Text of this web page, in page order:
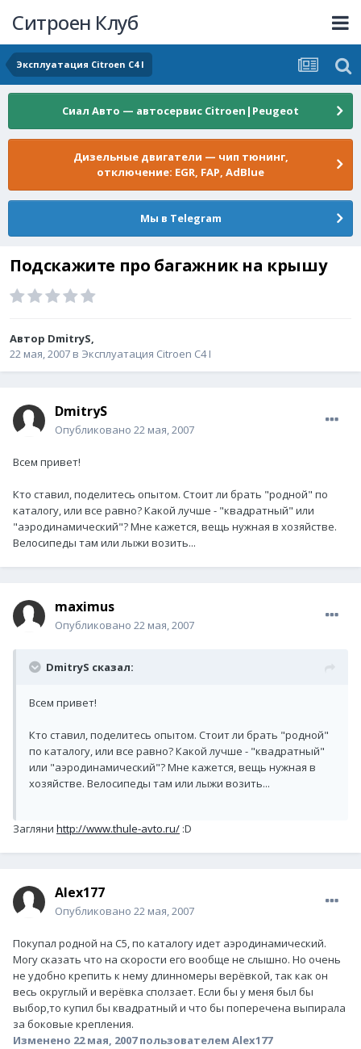
Ситроен Клуб
Эксплуатация Citroen C4 I
Сиал Авто — автосервис Citroen|Peugeot
Дизельные двигатели — чип тюнинг,
отключение: EGR, FAP, AdBlue
Мы в Telegram
Подскажите про багажник на крышу
Автор DmitryS,
22 мая, 2007 в Эксплуатация Citroen C4 I
DmitryS
Опубликовано 22 мая, 2007
Всем привет!
Кто ставил, поделитесь опытом. Стоит ли брать "родной" по
каталогу, или все равно? Какой лучше - "квадратный" или
"аэродинамический"? Мне кажется, вещь нужная в хозяйстве.
Велосипеды там или лыжи возить...
maximus
Опубликовано 22 мая, 2007
DmitryS сказал:
Всем привет!
Кто ставил, поделитесь опытом. Стоит ли брать "родной"
по каталогу, или все равно? Какой лучше - "квадратный"
или "аэродинамический"? Мне кажется, вещь нужная в
хозяйстве. Велосипеды там или лыжи возить...
Загляни http://www.thule-avto.ru/ :D
Alex177
Опубликовано 22 мая, 2007
Покупал родной на С5, по каталогу идет аэродинамический.
Могу сказать что на скорости его вообще не слышно. Но очень
не удобно крепить к нему длинномеры верёвкой, так как он
весь округлый и верёвка сползает. Если бы у меня был бы
выбор,то купил бы квадратный и что бы поперечена выпирала
за боковые крепления.
Изменено 22 мая, 2007пользователем Alex177